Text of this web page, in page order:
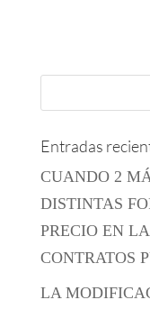
Entradas
CUANDO 2
DISTINTAS
PRECIO EN
CONTRATOS
LA